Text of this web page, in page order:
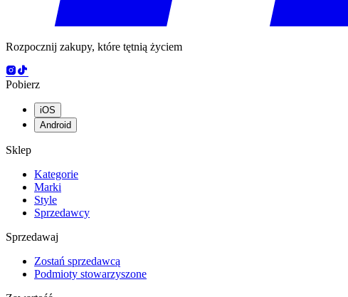
Rozpocznij zakupy, które tętnią życiem
Pobierz
iOS
Android
Sklep
Kategorie
Marki
Style
Sprzedawcy
Sprzedawaj
Zostań sprzedawcą
Podmioty stowarzyszone